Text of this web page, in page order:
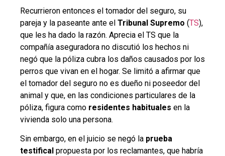
Recurrieron entonces el tomador del seguro, su
pareja y la paseante ante el Tribunal Supremo (TS),
que les ha dado la razón. Aprecia el TS que la
compañía aseguradora no discutió los hechos ni
negó que la póliza cubra los daños causados por los
perros que vivan en el hogar. Se limitó a afirmar que
el tomador del seguro no es dueño ni poseedor del
animal y que, en las condiciones particulares de la
póliza, figura como residentes habituales en la
vivienda solo una persona.
Sin embargo, en el juicio se negó la prueba
testifical propuesta por los reclamantes, que habría